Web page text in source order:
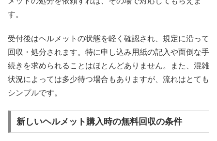
す。
受付後はヘルメットの状態を軽く確認され、規定に沿って
回収・処分されます。特に申し込み用紙の記入や面倒な手
続きを求められることはほとんどありません。また、混雑
状況によっては多少待つ場合もありますが、流れはとても
シンプルです。
新しいヘルメット購入時の無料回収の条件